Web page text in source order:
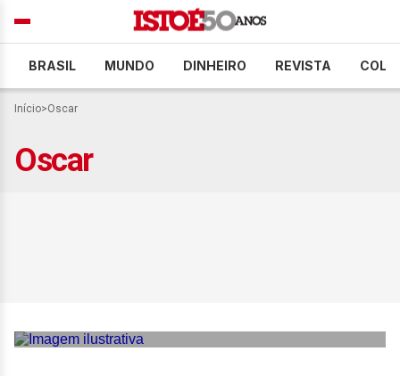
BRASIL MUNDO DINHEIRO REVISTA
Início>Oscar
Oscar